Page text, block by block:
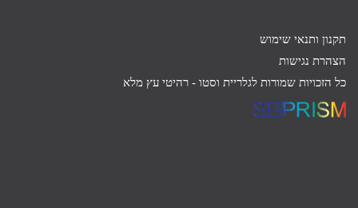
תקנון ותנאי שימוש
הצהרת נגישות
כל הזכויות שמורות לגלריית וסטו - רהיטי עץ מלא